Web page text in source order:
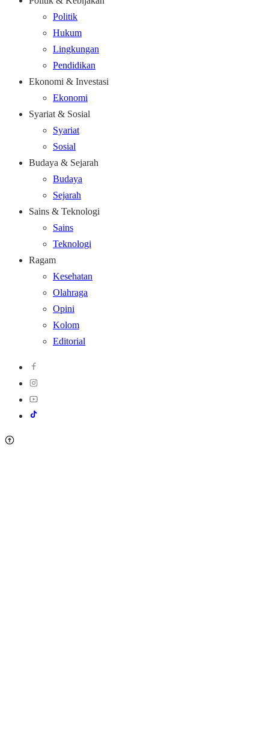
Politik
Hukum
Lingkungan
Pendidikan
Ekonomi & Investasi
Ekonomi
Syariat & Sosial
Syariat
Sosial
Budaya & Sejarah
Budaya
Sejarah
Sains & Teknologi
Sains
Teknologi
Ragam
Kesehatan
Olahraga
Opini
Kolom
Editorial